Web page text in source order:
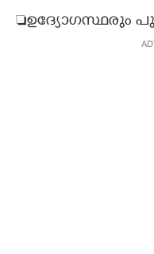
ഉദ്യോഗസ്ഥരും